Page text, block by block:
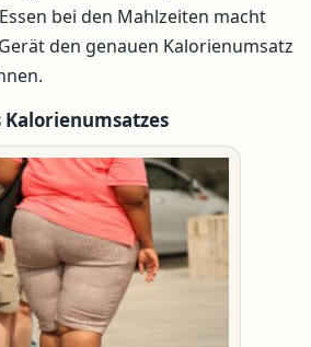
bei den Mahlzeiten macht
den genauen Kalorienumsatz